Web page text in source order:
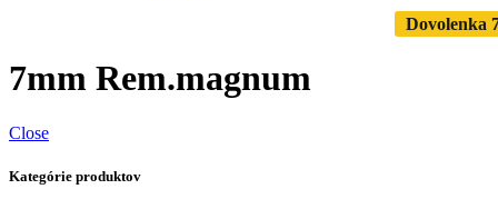
Dovolenka
7mm Rem.magnum
Close
Kategórie produktov